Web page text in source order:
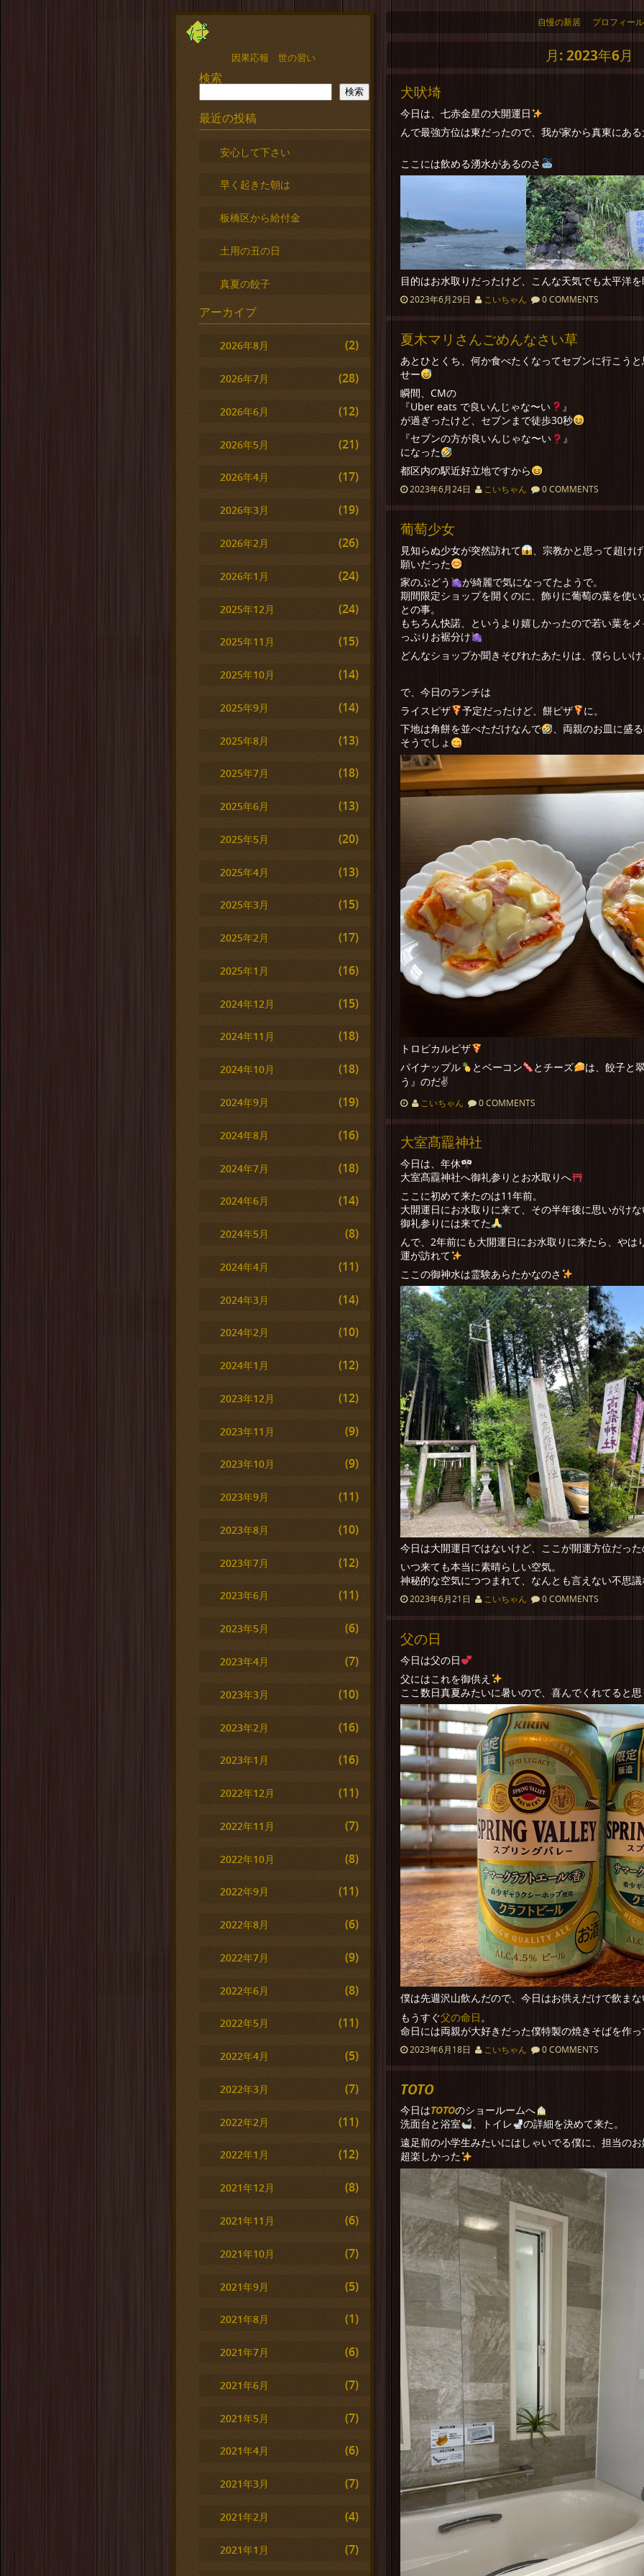
自慢の新居 プロフィール
月:2023年6月
犬吠埼
今日は、七赤金星の大開運日
んで最強方位は東だったので、我が家から真東にあ
ここには飲める湧水があるのさ
目的はお水取りだったけど、こんな天気でも太平洋
2023年6月29日 こいちゃん 0 COMMENTS
夏木マリさんごめんなさい草
あとひとくち、何か食べたくなってセブンに行こう
せー
瞬間、CMの
『Uber eats で良いんじゃな〜い
』
が過ぎったけど、セブンまで徒歩30秒
『セブンの方が良いんじゃな〜い
』
になった
都区内の駅近好立地ですから
2023年6月24日 こいちゃん 0 COMMENTS
葡萄少女
見知らぬ少女が突然訪れて
、宗教かと思って超け
願いだった
家のぶどう
が綺麗で気になってたようで。
期間限定ショップを開くのに、飾りに葡萄の葉を使
との事。
もちろん快諾、というより嬉しかったので若い葉を
っぷりお裾分け
どんなショップか聞きそびれたあたりは、僕らしい
で、今日のランチは
ライスピザ
予定だったけど、餅ピザ
に。
下地は角餅を並べただけなんで
、両親のお皿に盛
そうでしょ
トロピカルピザ
パイナップル
とベーコン とチーズ
は、餃子と
う』のだ✌
こいちゃん 0 COMMENTS
大室髙龗神社
今日は、年休
大室髙龗神社へ御礼参りとお水取りへ
ここに初めて来たのは11年前。
大開運日にお水取りに来て、その半年後に思いがけ
御礼参りには来てた
んで、2年前にも大開運日にお水取りに来たら、やは
運が訪れて
ここの御神水は霊験あらたかなのさ
今日は大開運日ではないけど、ここが開運方位だっ
いつ来ても本当に素晴らしい空気。
神秘的な空気につつまれて、なんとも言えない不思
2023年6月21日 こいちゃん 0 COMMENTS
父の日
今日は父の日
父にはこれを御供え
ここ数日真夏みたいに暑いので、喜んでくれてると
僕は先週沢山飲んだので、今日はお供えだけで飲ま
もうすぐ父の命日。
命日には両親が大好きだった僕特製の焼きそばを作
2023年6月18日 こいちゃん 0 COMMENTS
TOTO
今日はTOTOのショールームへ
洗面台と浴室
、トイレ
の詳細を決めて来た。
遠足前の小学生みたいにはしゃいでる僕に、担当の
超楽しかった
因果応報 世の習い
検索
検索
最近の投稿
安心して下さい
早く起きた朝は
板橋区から給付金
土用の丑の日
真夏の餃子
アーカイブ
2026年8月 (2)
2026年7月 (28)
2026年6月 (12)
2026年5月 (21)
2026年4月 (17)
2026年3月 (19)
2026年2月 (26)
2026年1月 (24)
2025年12月 (24)
2025年11月 (15)
2025年10月 (14)
2025年9月 (14)
2025年8月 (13)
2025年7月 (18)
2025年6月 (13)
2025年5月 (20)
2025年4月 (13)
2025年3月 (15)
2025年2月 (17)
2025年1月 (16)
2024年12月 (15)
2024年11月 (18)
2024年10月 (18)
2024年9月 (19)
2024年8月 (16)
2024年7月 (18)
2024年6月 (14)
2024年5月 (8)
2024年4月 (11)
2024年3月 (14)
2024年2月 (10)
2024年1月 (12)
2023年12月 (12)
2023年11月 (9)
2023年10月 (9)
2023年9月 (11)
2023年8月 (10)
2023年7月 (12)
2023年6月 (11)
2023年5月 (6)
2023年4月 (7)
2023年3月 (10)
2023年2月 (16)
2023年1月 (16)
2022年12月 (11)
2022年11月 (7)
2022年10月 (8)
2022年9月 (11)
2022年8月 (6)
2022年7月 (9)
2022年6月 (8)
2022年5月 (11)
2022年4月 (5)
2022年3月 (7)
2022年2月 (11)
2022年1月 (12)
2021年12月 (8)
2021年11月 (6)
2021年10月 (7)
2021年9月 (5)
2021年8月 (1)
2021年7月 (6)
2021年6月 (7)
2021年5月 (7)
2021年4月 (6)
2021年3月 (7)
2021年2月 (4)
2021年1月 (7)